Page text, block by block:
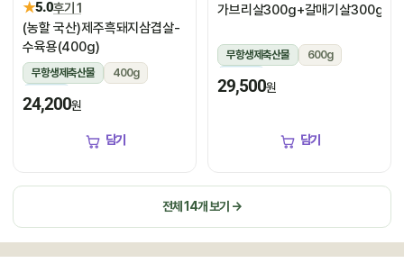
★5.0후기 1
(농할 국산)제주흑돼지삼겹살-
수육용(400g)
무항생제축산물
400g
냉장
24,200원
담기
가브리살300g+갈매기살300g
무항생제축산물
600g
냉장
29,500원
담기
전체 14개 보기 →